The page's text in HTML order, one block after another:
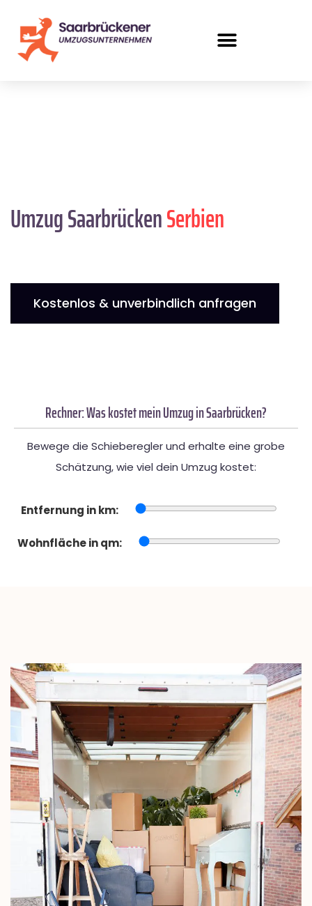
Umzug SaarbrückenSerbien
Kostenlos & unverbindlich anfragen
Rechner: Was kostet mein Umzug in Saarbrücken?
Bewege die Schieberegler und erhalte eine grobe
Schätzung, wie viel dein Umzug kostet:
Entfernung in km:
Wohnfläche in qm: